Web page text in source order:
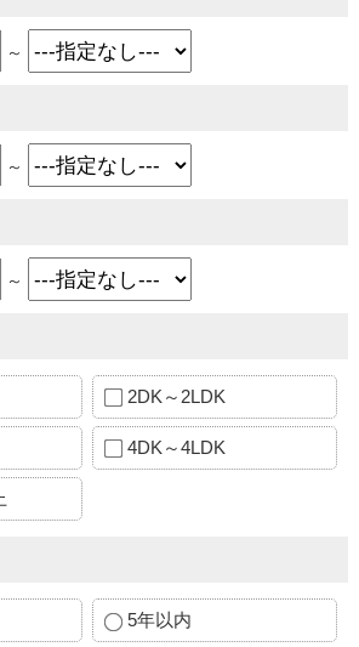
～
～
～
2DK～2LDK
4DK～4LDK
5年以内